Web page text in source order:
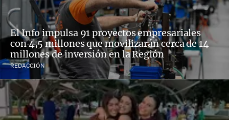
El Info impulsa 91 proyectos empresariales
con 4,5 millones que movilizarán cerca de 14
millones de inversión en la Región
REDACCIÓN